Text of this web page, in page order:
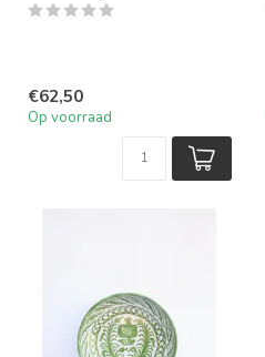
€62,50
Op voorraad